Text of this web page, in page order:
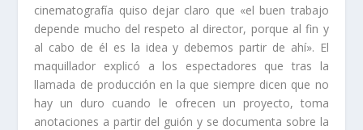
cinematografía quiso dejar claro que «el buen trabajo
depende mucho del respeto al director, porque al fin y
al cabo de él es la idea y debemos partir de ahí». El
maquillador explicó a los espectadores que tras la
llamada de producción en la que siempre dicen que no
hay un duro cuando le ofrecen un proyecto, toma
anotaciones a partir del guión y se documenta sobre la